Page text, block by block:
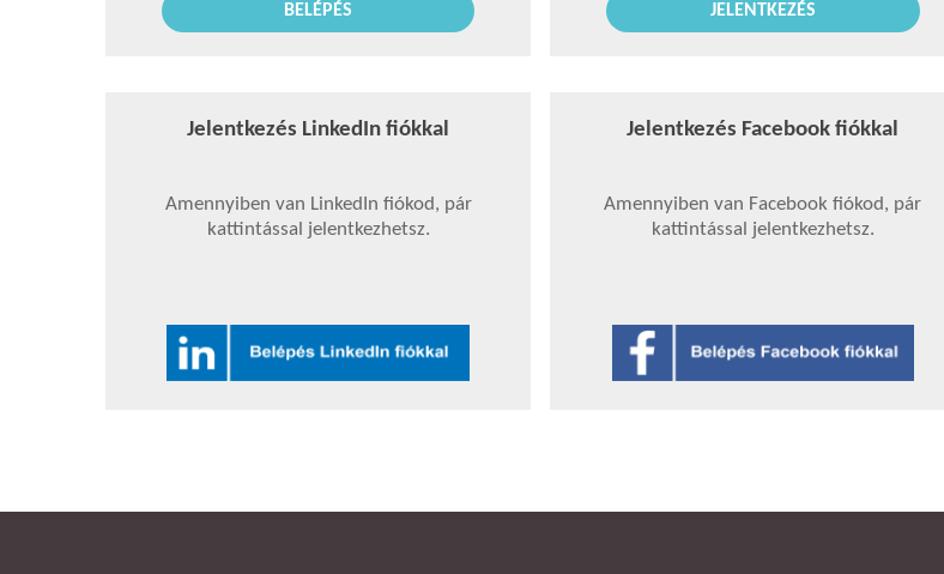
BELÉPÉS JELENTKEZÉS
Jelentkezés LinkedIn fiókkal
Amennyiben van LinkedIn fiókod, pár
kattintással jelentkezhetsz.
Jelentkezés Facebook fiókkal
Amennyiben van Facebook fiókod, pár
kattintással jelentkezhetsz.